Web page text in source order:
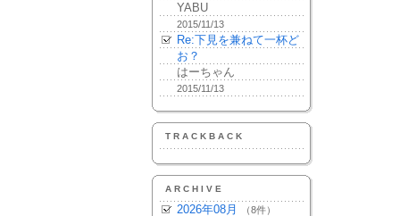
YABU
2015/11/13
Re:下見を兼ねて一杯ど
お？
はーちゃん
2015/11/13
TRACKBACK
ARCHIVE
2026年08月 （8件）